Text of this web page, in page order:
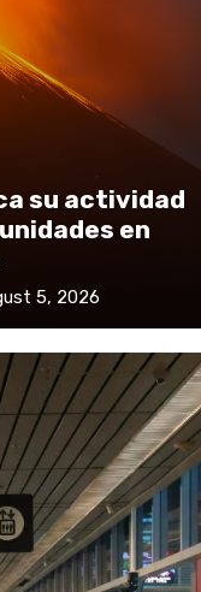
su actividad
en
5, 2026